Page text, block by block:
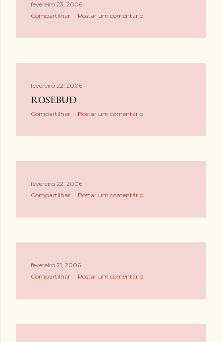
fevereiro 23, 2006
Compartilhar
Postar um comentário
fevereiro 22, 2006
ROSEBUD
Compartilhar Postar um comentário
fevereiro 22, 2006
Compartilhar
Postar um comentário
fevereiro 21, 2006
Compartilhar
Postar um comentário